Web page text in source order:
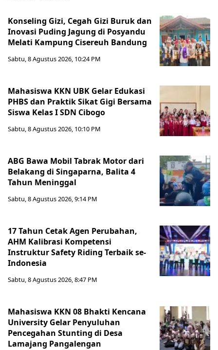
Konseling Gizi, Cegah Gizi Buruk dan
Inovasi Puding Jagung di Posyandu
Melati Kampung Cisereuh Bandung
Sabtu, 8 Agustus 2026, 10:24 PM
Mahasiswa KKN UBK Gelar Edukasi
PHBS dan Praktik Sikat Gigi Bersama
Siswa Kelas I SDN Cibogo
Sabtu, 8 Agustus 2026, 10:10 PM
ABG Bawa Mobil Tabrak Motor dari
Belakang di Singaparna, Balita 4
Tahun Meninggal
Sabtu, 8 Agustus 2026, 9:14 PM
17 Tahun Cetak Agen Perubahan,
AHM Kalibrasi Kompetensi
Instruktur Safety Riding Terbaik se-
Indonesia
Sabtu, 8 Agustus 2026, 8:47 PM
Mahasiswa KKN 08 Bhakti Kencana
University Gelar Penyuluhan
Pencegahan Stunting di Desa
Lamajang Pangalengan